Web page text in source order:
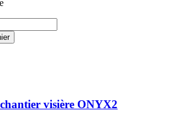
visière ONYX2